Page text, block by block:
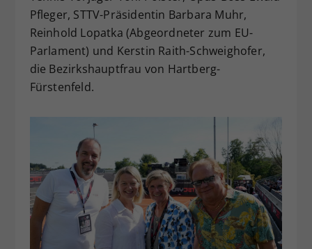
Pfleger, STTV-Präsidentin Barbara Muhr,
Reinhold Lopatka (Abgeordneter zum EU-
Parlament) und Kerstin Raith-Schweighofer,
die Bezirkshauptfrau von Hartberg-
Fürstenfeld.